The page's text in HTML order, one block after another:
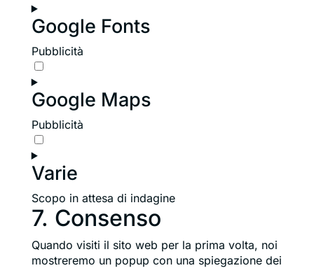
to
service
wordpress
Google Fonts
Pubblicità
Consent
to
service
google-
fonts
Google Maps
Pubblicità
Consent
to
service
maps
Varie
Scopo in attesa di indagine
Consent
to
service
varie
7. Consenso
Quando visiti il sito web per la prima volta, noi
mostreremo un popup con una spiegazione dei